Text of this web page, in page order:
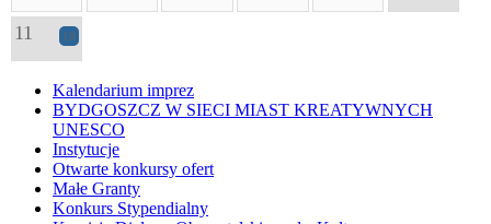
11 19
Kalendarium imprez
BYDGOSZCZ W SIECI MIAST KREATYWNYCH
UNESCO
Instytucje
Otwarte konkursy ofert
Małe Granty
Konkurs Stypendialny